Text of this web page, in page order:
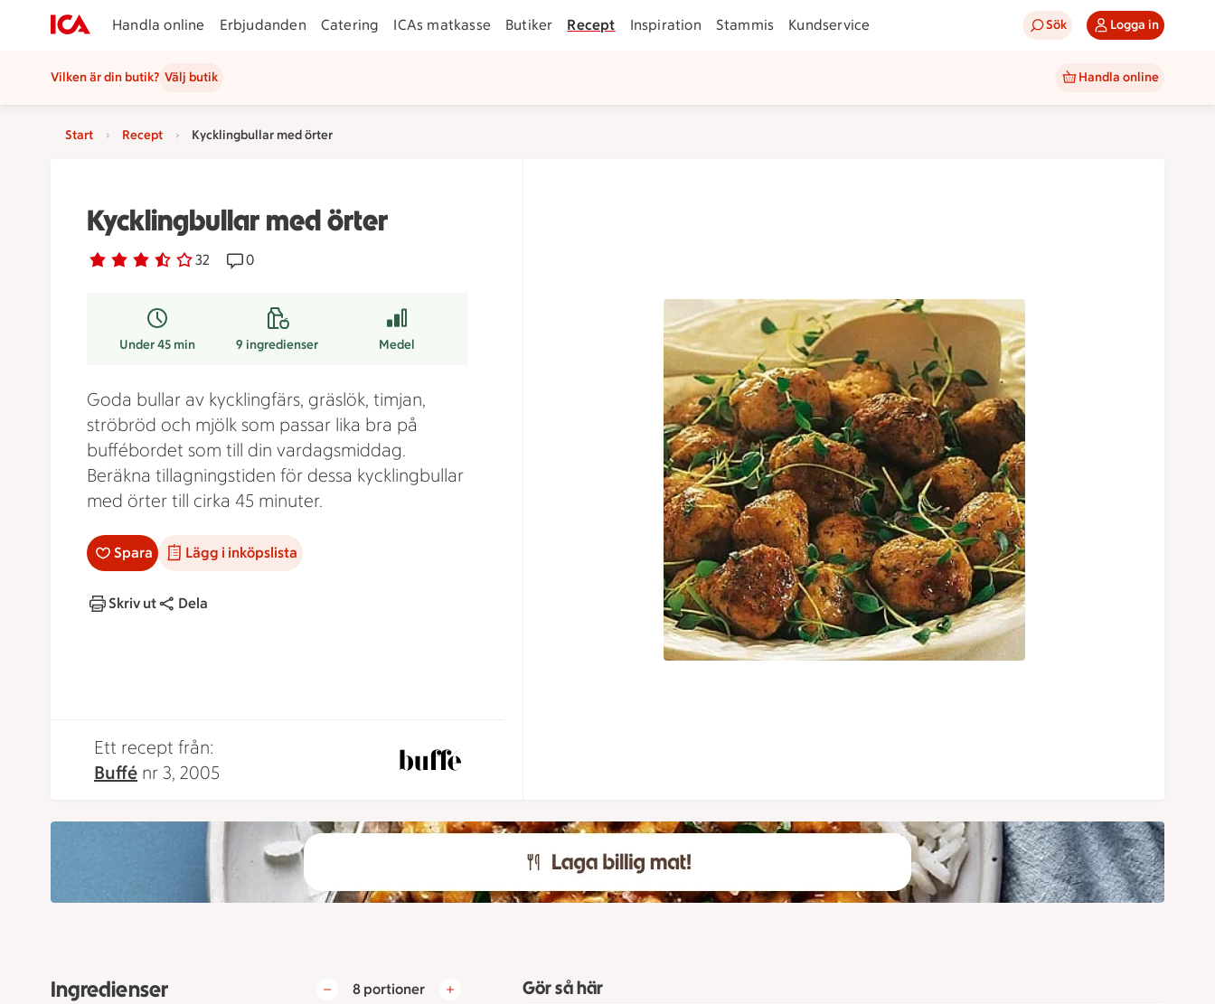
Handla online Erbjudanden Catering ICAs matkasse Butiker Recept Inspiration Stammis Kundservice Sök Logga in
Vilken är din butik? Välj butik Handla online
Start Recept Kycklingbullar med örter
Kycklingbullar med örter
Betyg 3.3 av 5. 32
32 personer har röstatReceptet har 0 kommentarer
0
Under 45 min 9ingredienser Medel
Goda bullar av kycklingfärs, gräslök, timjan,
ströbröd och mjölk som passar lika bra på
buffébordet som till din vardagsmiddag.
Beräkna tillagningstiden för dessa kycklingbullar
med örter till cirka 45 minuter.
Spara Lägg i inköpslista
Skriv ut Dela
Ett recept från:
Buffé nr 3, 2005
Ingredienser 8 portioner Gör så här